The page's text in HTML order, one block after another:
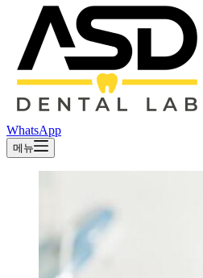
WhatsApp
메뉴